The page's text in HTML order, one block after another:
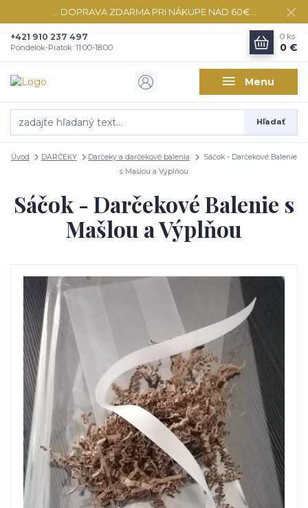
... DOPRAVA ZDARMA PRI NÁKUPE NAD 60€...
Menu
Hľadať
+421 910 237 497
Pondelok-Piatok: 11:00-18:00
0 ks
0 €
Úvod DARČEKY Darčeky a darčekové balenia
Sáčok - Darčekové Balenie
s Mašlou a Výplňou
Sáčok - Darčekové Balenie s
Mašlou a Výplňou